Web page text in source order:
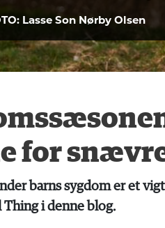
Lasse Son Nørby Olsen
for
barns sygdom er et
Thing i denne blog.